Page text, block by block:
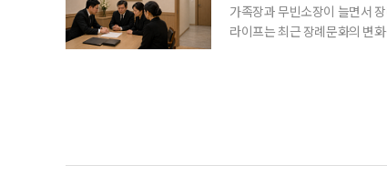
가족장과 무빈소장이 늘면서
라이프는 최근 장례문화의 변